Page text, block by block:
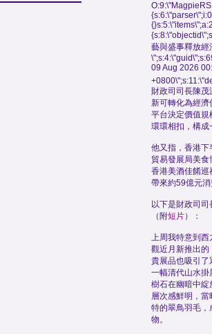
藝與盛事釋放經
09 Aug 2026
財政司司長陳茂
新可轉化為經濟
平台決定價值規
環環相扣，構成
他又指，香港
貿易發展局美
香港美酒佳餚
帶來約59億元
以下是財政司
（附短片）：
上周我特意到西
觀近月新推出的
貴展品也吸引了
一幅清代山水掛
樹石在幽暗中綻
層次感鮮明，
特的翠鳥羽毛，
物。